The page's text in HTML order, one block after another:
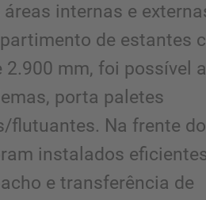
internas e
de estantes
2.900 mm, foi possível
porta paletes
flutuantes. Na frente
instalados
e transferência de